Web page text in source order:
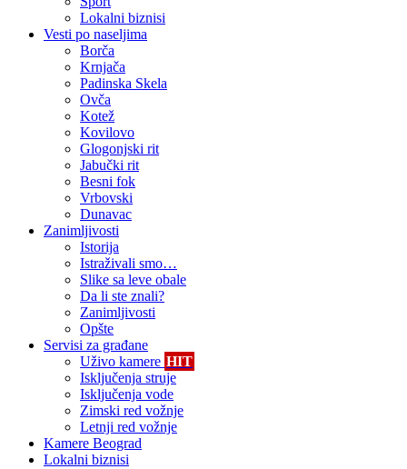
Lokalni biznisi
Vesti po naseljima
Borča
Krnjača
Padinska Skela
Ovča
Kotež
Kovilovo
Glogonjski rit
Jabučki rit
Besni fok
Vrbovski
Dunavac
Zanimljivosti
Istorija
Istraživali smo…
Slike sa leve obale
Da li ste znali?
Zanimljivosti
Opšte
Servisi za građane
Uživo kamere HIT
Isključenja struje
Isključenja vode
Zimski red vožnje
Letnji red vožnje
Kamere Beograd
Lokalni biznisi